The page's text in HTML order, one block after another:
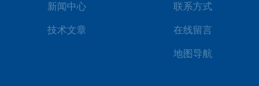
新闻中心
技术文章
联系方式
在线留言
地图导航